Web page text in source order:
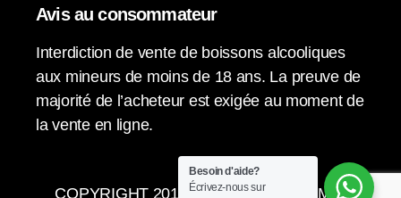
Avis au consommateur
Interdiction de vente de boissons alcooliques
aux mineurs de moins de 18 ans. La preuve de
majorité de l’acheteur est exigée au moment de
la vente en ligne.
COPYRIGHT 2015-2024 © LA VENDIMIA
Besoin d'aide?
Écrivez-nous sur